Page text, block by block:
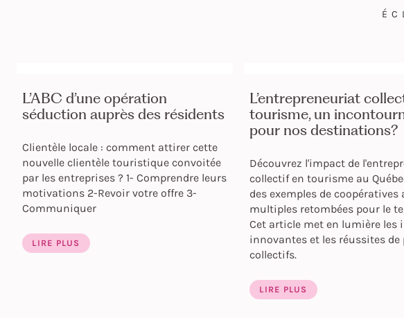
L’ABC d’une opération
séduction auprès des résidents
Clientèle locale : comment attirer cette
nouvelle clientèle touristique convoitée
par les entreprises ? 1- Comprendre leurs
motivations 2-Revoir votre offre 3-
Communiquer
LIRE PLUS
L’entrepreneuriat
tourisme, un
pour nos destinations?
Découvrez l'impact de
collectif en tourisme au
des exemples de coopératives
multiples retombées pour le
Cet article met en lumière les
innovantes et les réussites de
collectifs.
LIRE PLUS